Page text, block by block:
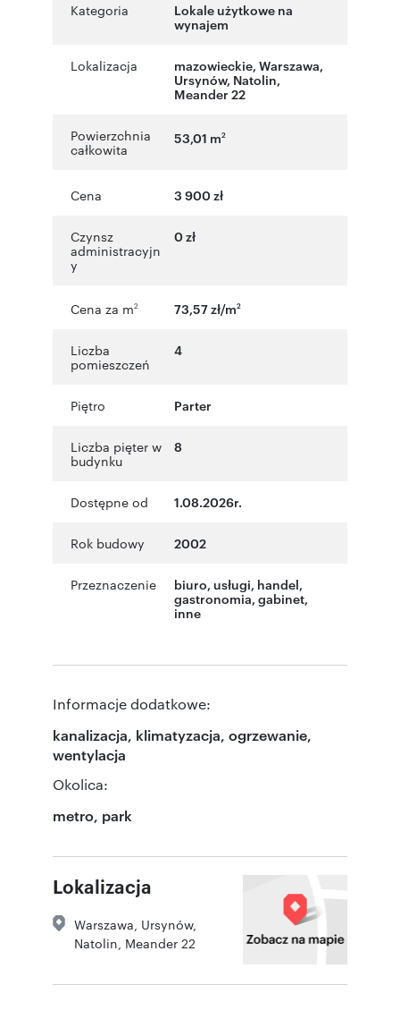
Kategoria
Lokale użytkowe na
wynajem
Lokalizacja mazowieckie, Warszawa,
Ursynów, Natolin,
Meander 22
Powierzchnia
całkowita
53,01 m2
Cena 3 900 zł
Czynsz
administracyjn
y
0 zł
Cena za m2 73,57 zł/m2
Liczba
pomieszczeń
4
Piętro Parter
Liczba pięter w
budynku
8
Dostępne od 1.08.2026r.
Rok budowy 2002
Przeznaczenie biuro, usługi, handel,
gastronomia, gabinet,
inne
Informacje dodatkowe:
kanalizacja, klimatyzacja, ogrzewanie,
wentylacja
Okolica:
metro, park
Lokalizacja
Warszawa Ursynów,
Natolin Meander 22